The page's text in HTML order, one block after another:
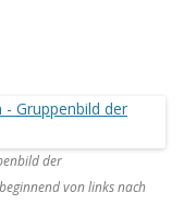
der
von links nach